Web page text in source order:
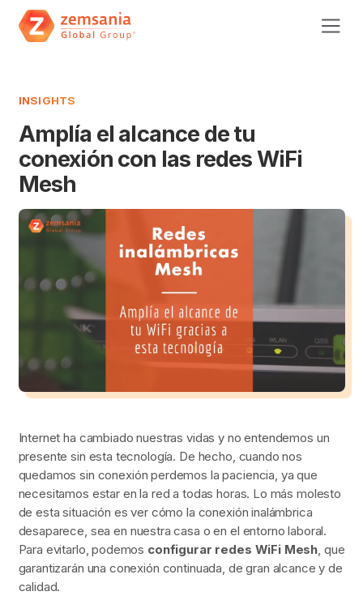
INSIGHTS
Amplía el alcance de tu
conexión con las redes WiFi
Mesh
Internet ha cambiado nuestras vidas y no entendemos un
presente sin esta tecnología. De hecho, cuando nos
quedamos sin conexión perdemos la paciencia, ya que
necesitamos estar en la red a todas horas. Lo más molesto
de esta situación es ver cómo la conexión inalámbrica
desaparece, sea en nuestra casa o en el entorno laboral.
Para evitarlo, podemos configurar redes WiFi Mesh, que
garantizarán una conexión continuada, de gran alcance y de
calidad.